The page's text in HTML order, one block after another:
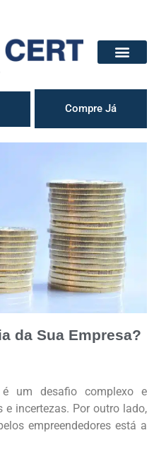
Compre Já
da Sua Empresa?
um desafio complexo e
incertezas. Por outro lado,
empreendedores está a